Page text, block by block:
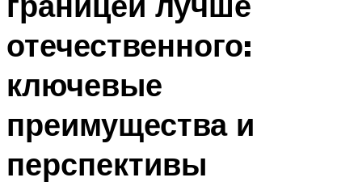
отечественного:
ключевые
преимущества и
перспективы